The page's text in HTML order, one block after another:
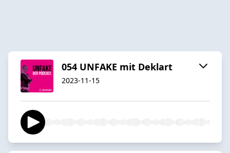
054 UNFAKE mit Deklart
2023-11-15